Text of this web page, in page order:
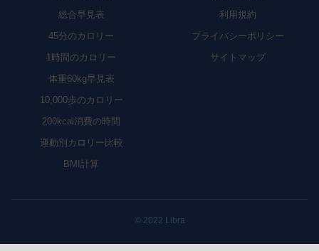
総合早見表
45分のカロリー
1時間のカロリー
体重60kg早見表
10,000歩のカロリー
200kcal消費の時間
運動別カロリー比較
BMI計算
利用規約
プライバシーポリシー
サイトマップ
© 2022 Libra